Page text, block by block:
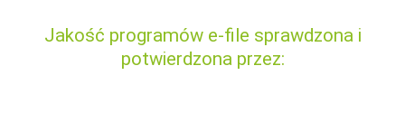
Jakość programów e-file sprawdzona i
potwierdzona przez: